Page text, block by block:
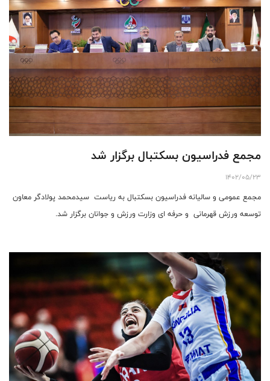
مجمع فدراسیون بسکتبال برگزار شد
1402/05/23
مجمع عمومی و سالیانه فدراسیون بسکتبال به ریاست سیدمحمد پولادگر معاون
توسعه ورزش قهرمانی و حرفه ای وزارت ورزش و جوانان برگزار شد.